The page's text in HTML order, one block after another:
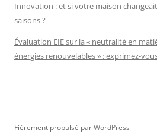
Innovation : et si votre maison
saisons ?
Évaluation EIE sur la « neutralité en
énergies renouvelables » : exprimez-
Fièrement propulsé par WordPress